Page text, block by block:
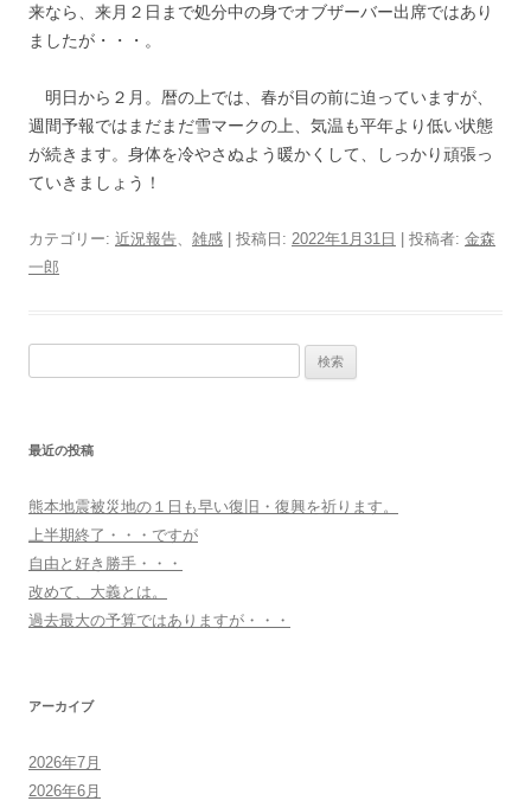
来なら、来月２日まで処分中の身でオブザーバー出席ではあり
ましたが・・・。
明日から２月。暦の上では、春が目の前に迫っていますが、
週間予報ではまだまだ雪マークの上、気温も平年より低い状態
が続きます。身体を冷やさぬよう暖かくして、しっかり頑張っ
ていきましょう！
カテゴリー: 近況報告 雑感 | 投稿日: 2022年1月31日 投稿者: 金森
一郎
最近の投稿
熊本地震被災地の１日も早い復旧・復興を祈ります。
上半期終了・・・ですが
自由と好き勝手・・・
改めて、大義とは。
過去最大の予算ではありますが・・・
アーカイブ
2026年7月
2026年6月